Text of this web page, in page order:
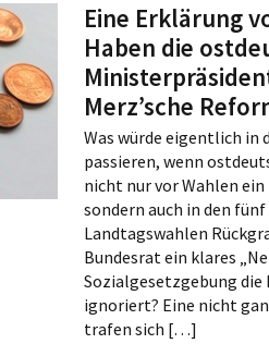
Eine Erklärung
Haben die
Merz’sche
Was würde eigentlich in
passieren, wenn
nicht nur vor Wahlen
sondern auch in den
Landtagswahlen
Bundesrat ein klares
Sozialgesetzgebung die
ignoriert? Eine nicht
trafen sich […]